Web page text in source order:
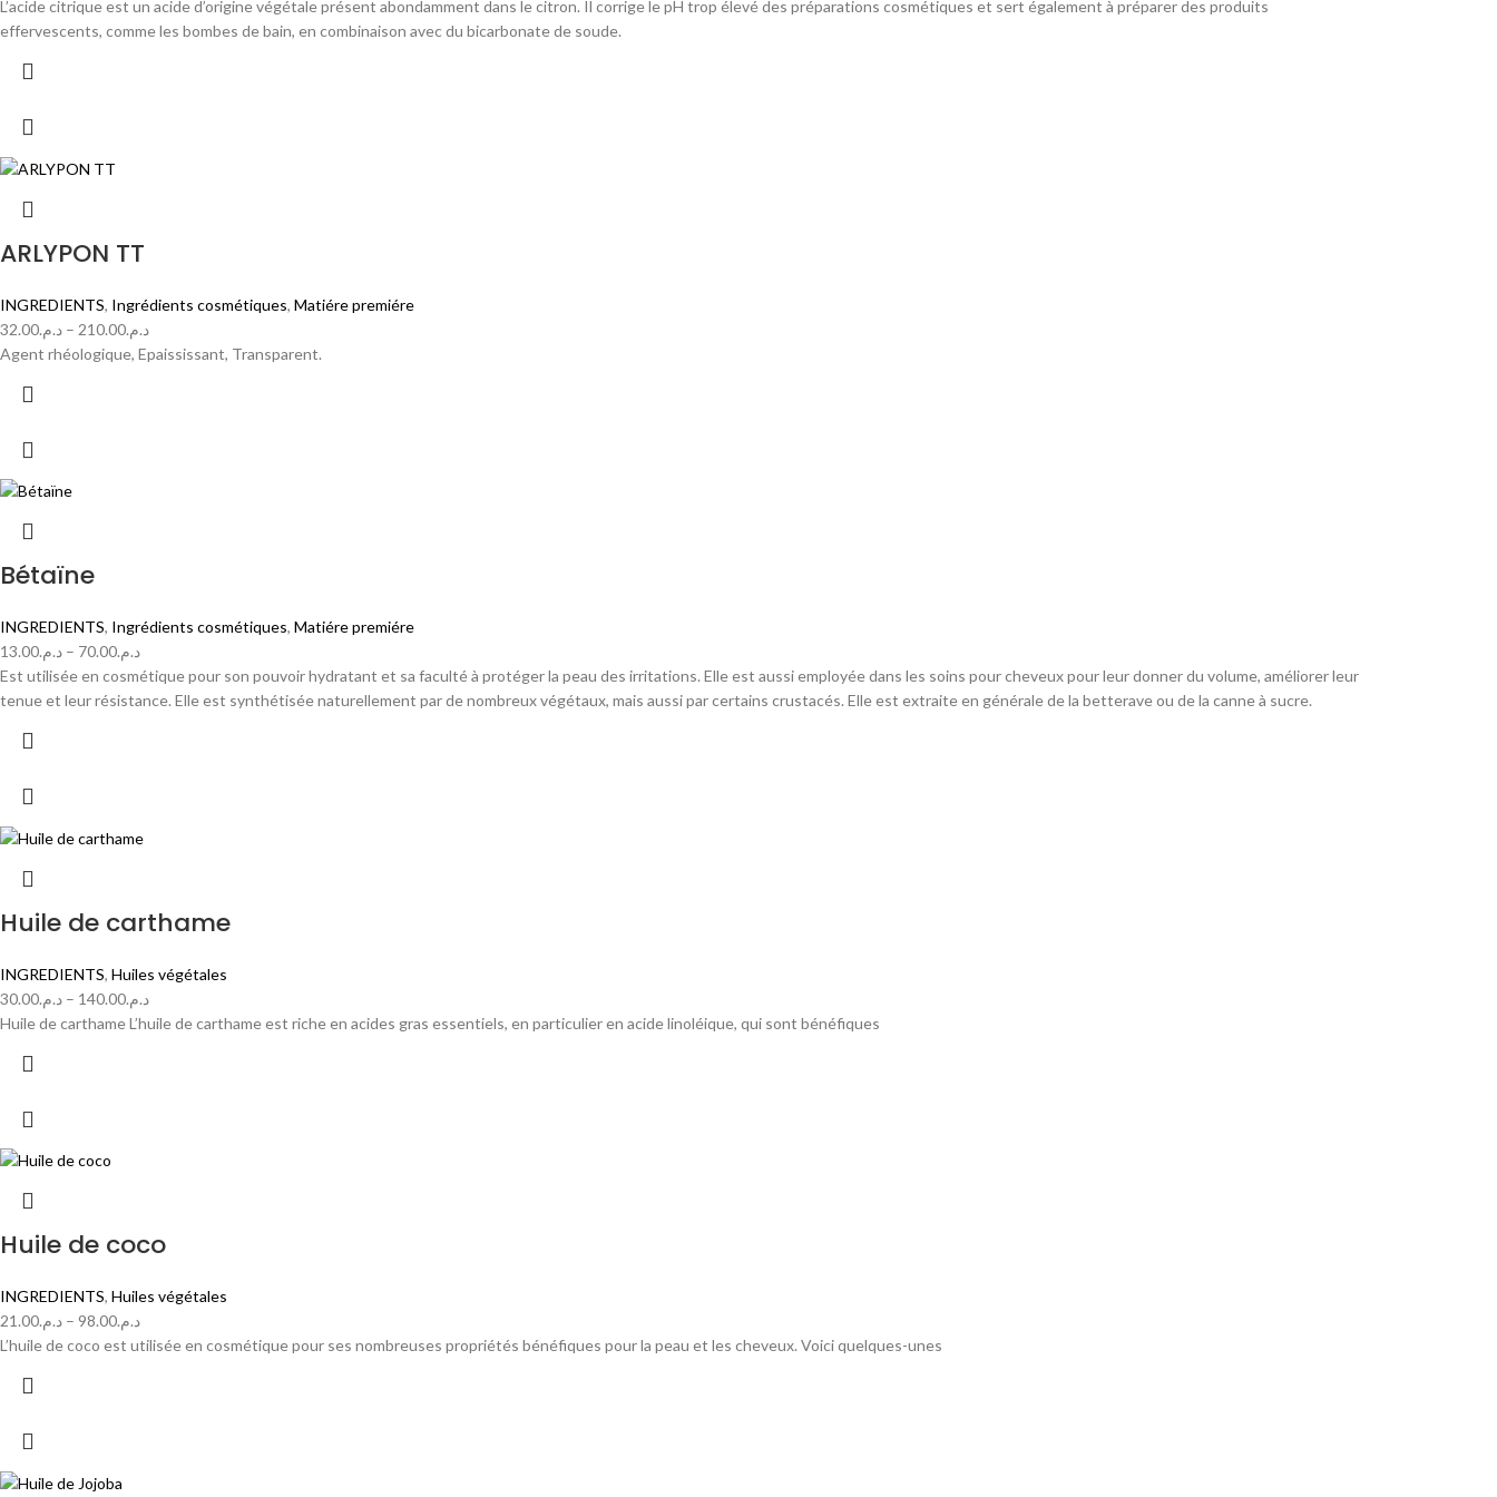
L’acide citrique est un acide d’origine végétale présent abondamment dans le citron. Il corrige le pH trop élevé des préparations cosmétiques et sert également à préparer des produits
effervescents, comme les bombes de bain, en combinaison avec du bicarbonate de soude.
ARLYPON TT
INGREDIENTS, Ingrédients cosmétiques, Matiére premiére
د.م.32.00 – د.م.210.00
Agent rhéologique, Epaississant, Transparent.
Bétaïne
INGREDIENTS, Ingrédients cosmétiques, Matiére premiére
د.م.13.00 – د.م.70.00
Est utilisée en cosmétique pour son pouvoir hydratant et sa faculté à protéger la peau des irritations. Elle est aussi employée dans les soins pour cheveux pour leur donner du volume, améliorer leur
tenue et leur résistance. Elle est synthétisée naturellement par de nombreux végétaux, mais aussi par certains crustacés. Elle est extraite en générale de la betterave ou de la canne à sucre.
Huile de carthame
INGREDIENTS, Huiles végétales
د.م.30.00 – د.م.140.00
Huile de carthame L’huile de carthame est riche en acides gras essentiels, en particulier en acide linoléique, qui sont bénéfiques
Huile de coco
INGREDIENTS, Huiles végétales
د.م.21.00 – د.م.98.00
L’huile de coco est utilisée en cosmétique pour ses nombreuses propriétés bénéfiques pour la peau et les cheveux. Voici quelques-unes